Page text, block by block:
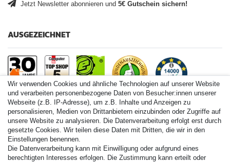
Jetzt Newsletter abonnieren und 5€ Gutschein sichern!
AUSGEZEICHNET
Paintball.de World
Paintball Shop International
Spares Shop North America
* Alle Preise inkl. ges. MwSt. zzgl. Versandkosten
Wir verwenden Cookies und ähnliche Technologien auf unserer Website
und verarbeiten personenbezogene Daten von Besucher:innen unserer
Webseite (z.B. IP-Adresse), um z.B. Inhalte und Anzeigen zu
personalisieren, Medien von Drittanbietern einzubinden oder Zugriffe auf
unsere Website zu analysieren. Die Datenverarbeitung erfolgt erst durch
gesetzte Cookies. Wir teilen diese Daten mit Dritten, die wir in den
Einstellungen benennen.
Die Datenverarbeitung kann mit Einwilligung oder aufgrund eines
berechtigten Interesses erfolgen. Die Zustimmung kann erteilt oder